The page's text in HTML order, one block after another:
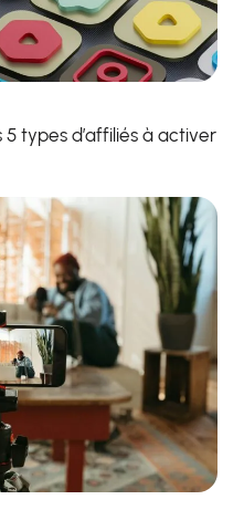
5 types d’affiliés à activer